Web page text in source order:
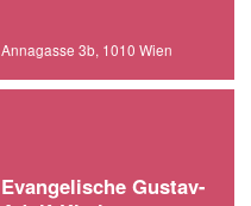
Annagasse 3b, 1010 Wien
Evangelische Gustav-